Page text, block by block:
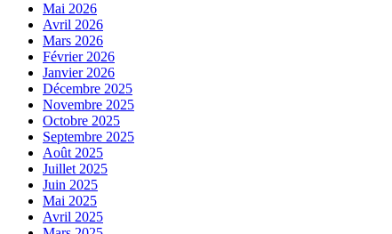
Mai 2026
Avril 2026
Mars 2026
Février 2026
Janvier 2026
Décembre 2025
Novembre 2025
Octobre 2025
Septembre 2025
Août 2025
Juillet 2025
Juin 2025
Mai 2025
Avril 2025